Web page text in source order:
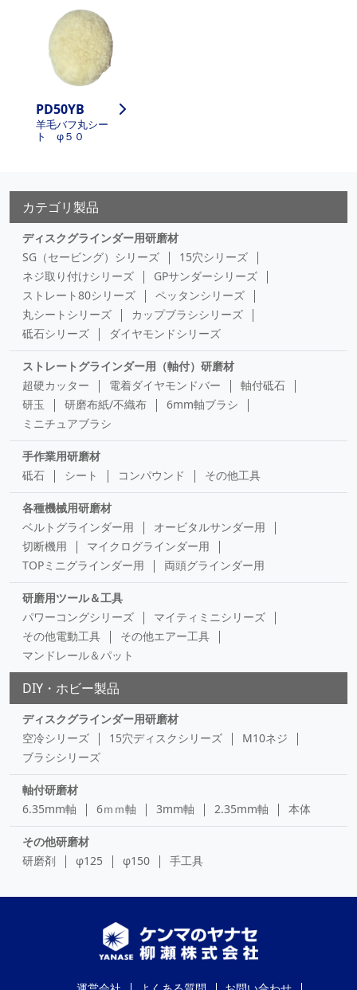
PD50YB
羊毛バフ丸シー
ト φ５０
カテゴリ製品
ディスクグラインダー用研磨材
SG（セービング）シリーズ
15穴シリーズ
ネジ取り付けシリーズ
GPサンダーシリーズ
ストレート80シリーズ
ペッタンシリーズ
丸シートシリーズ
カップブラシシリーズ
砥石シリーズ
ダイヤモンドシリーズ
ストレートグラインダー用（軸付）研磨材
超硬カッター
電着ダイヤモンドバー
軸付砥石
研玉
研磨布紙/不織布
6mm軸ブラシ
ミニチュアブラシ
手作業用研磨材
砥石
シート コンパウンド その他工具
各種機械用研磨材
ベルトグラインダー用
オービタルサンダー用
切断機用
マイクログラインダー用
TOPミニグラインダー用
両頭グラインダー用
研磨用ツール＆工具
パワーコングシリーズ
マイティミニシリーズ
その他電動工具
その他エアー工具
マンドレール＆パット
DIY・ホビー製品
ディスクグラインダー用研磨材
空冷シリーズ
15穴ディスクシリーズ
M10ネジ
ブラシシリーズ
軸付研磨材
6.35mm軸
6ｍｍ軸 3mm軸 2.35mm軸 本体
その他研磨材
研磨剤
φ125 φ150 手工具